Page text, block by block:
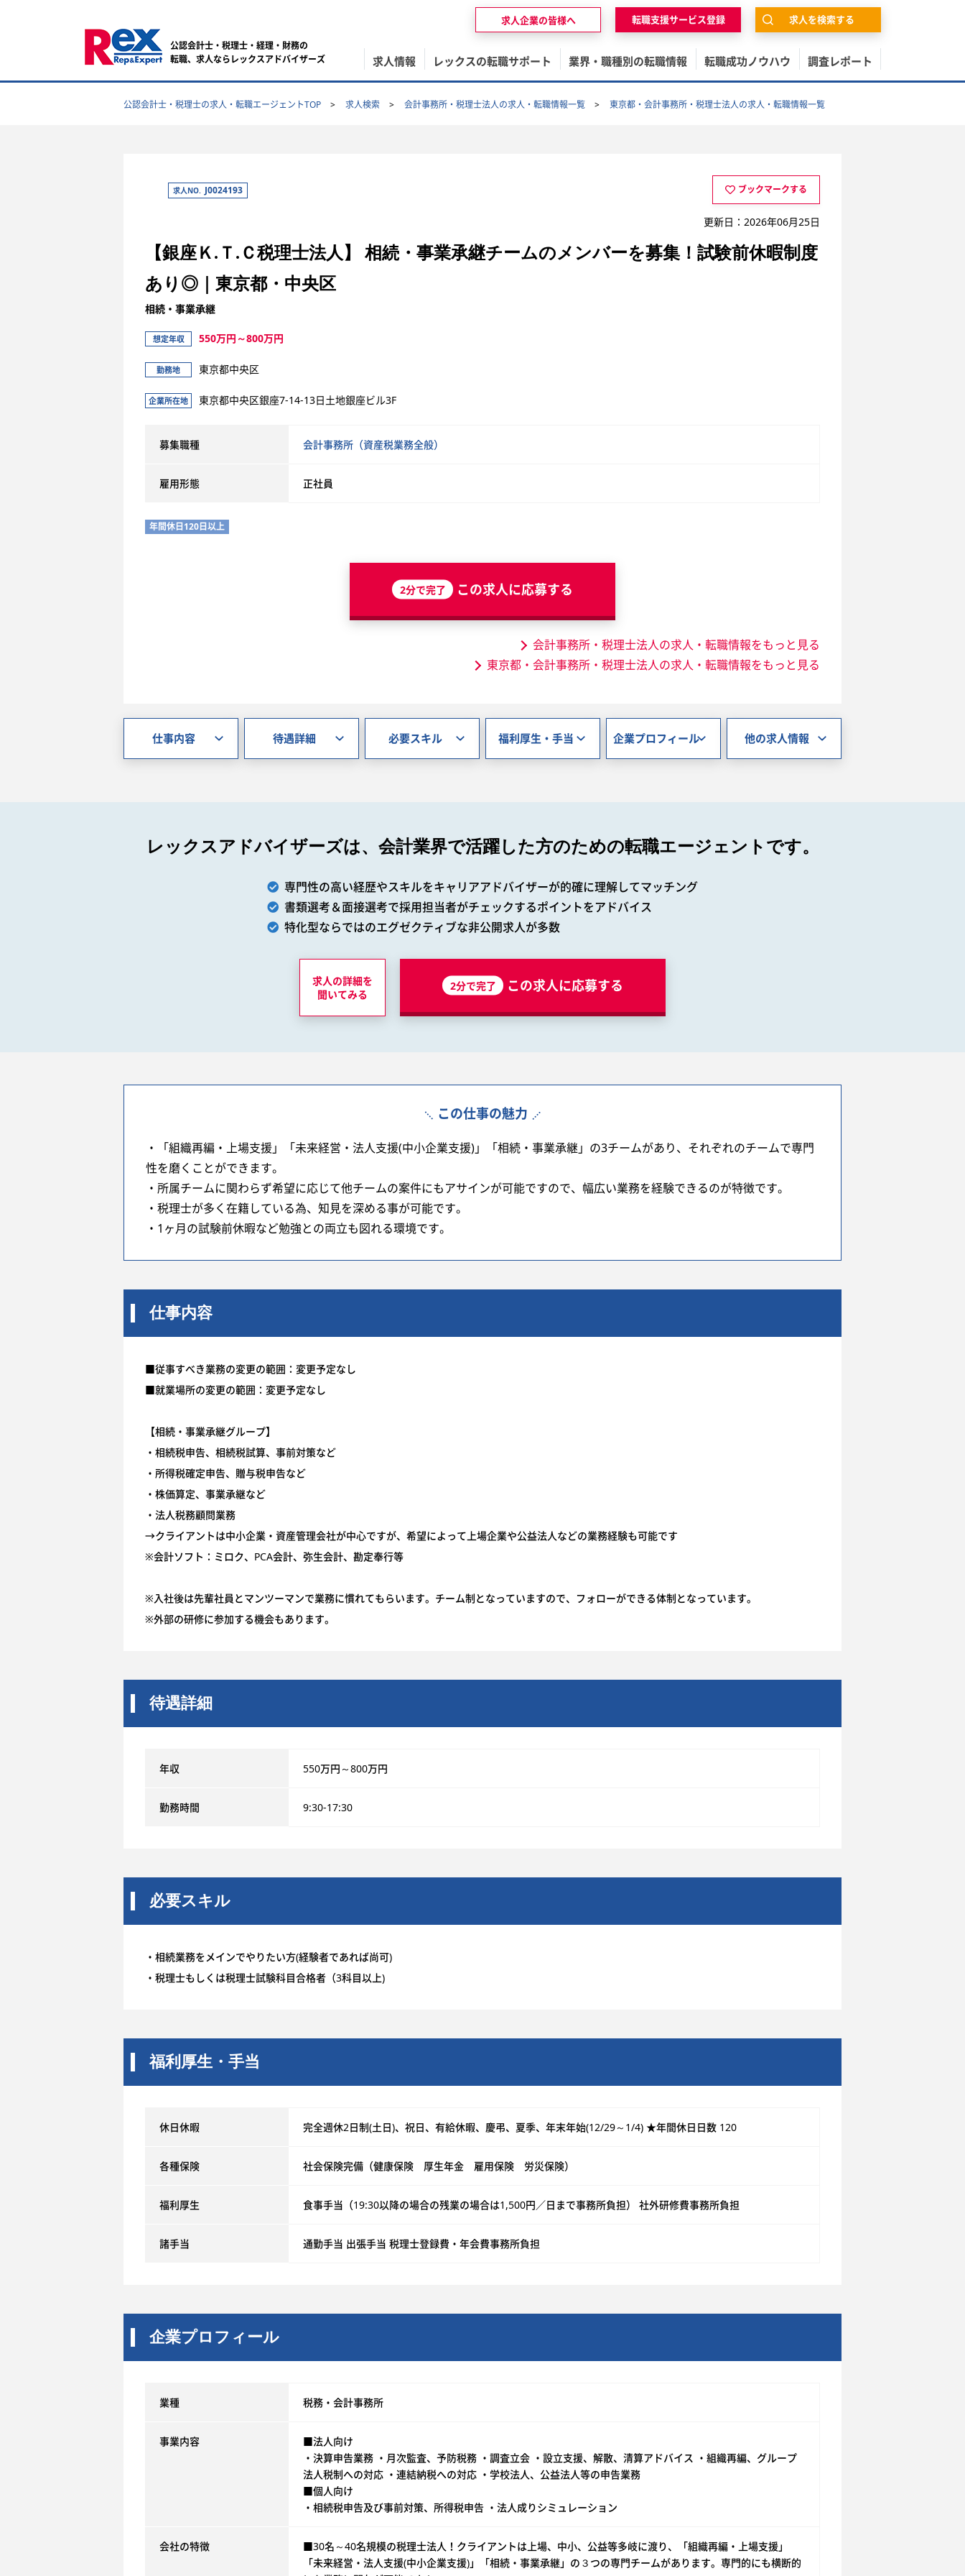
公認会計士・税理士・経理・財務の
転職、求人ならレックスアドバイザーズ
求人情報 レックスの転職サポート 業界・職種別の転職情報 転職成功ノウハウ 調査レポート
求人企業の皆様へ 転職支援サービス登録 求人を検索する
公認会計士・税理士の求人・転職エージェントTOP 求人検索 会計事務所・税理士法人の求人・転職情報一覧 東京都・会計事務所・税理士法人の求人・転職情報一覧
求人NO. J0024193 ブックマークする
更新日：2026年06月25日
【銀座Ｋ.Ｔ.Ｃ税理士法人】 相続・事業承継チームのメンバーを募集！試験前休暇制度
あり◎｜東京都・中央区
相続・事業承継
想定年収 550万円～800万円
勤務地 東京都中央区
企業所在地 東京都中央区銀座7-14-13日土地銀座ビル3F
募集職種 会計事務所（資産税業務全般）
雇用形態 正社員
年間休日120日以上
2分で完了 この求人に応募する
会計事務所・税理士法人の求人・転職情報をもっと見る
東京都・会計事務所・税理士法人の求人・転職情報をもっと見る
仕事内容 待遇詳細 必要スキル 福利厚生・手当 企業プロフィール 他の求人情報
レックスアドバイザーズは、会計業界で活躍した方のための転職エージェントです。
専門性の高い経歴やスキルをキャリアアドバイザーが的確に理解してマッチング
書類選考＆面接選考で採用担当者がチェックするポイントをアドバイス
特化型ならではのエグゼクティブな非公開求人が多数
求人の詳細を
聞いてみる
2分で完了 この求人に応募する
この仕事の魅力
・「組織再編・上場支援」「未来経営・法人支援(中小企業支援)」「相続・事業承継」の3チームがあり、それぞれのチームで専門
性を磨くことができます。
・所属チームに関わらず希望に応じて他チームの案件にもアサインが可能ですので、幅広い業務を経験できるのが特徴です。
・税理士が多く在籍している為、知見を深める事が可能です。
・1ヶ月の試験前休暇など勉強との両立も図れる環境です。
仕事内容
■従事すべき業務の変更の範囲：変更予定なし
■就業場所の変更の範囲：変更予定なし
【相続・事業承継グループ】
・相続税申告、相続税試算、事前対策など
・所得税確定申告、贈与税申告など
・株価算定、事業承継など
・法人税務顧問業務
→クライアントは中小企業・資産管理会社が中心ですが、希望によって上場企業や公益法人などの業務経験も可能です
※会計ソフト：ミロク、PCA会計、弥生会計、勘定奉行等
※入社後は先輩社員とマンツーマンで業務に慣れてもらいます。チーム制となっていますので、フォローができる体制となっています。
※外部の研修に参加する機会もあります。
待遇詳細
年収 550万円～800万円
勤務時間 9:30-17:30
必要スキル
・相続業務をメインでやりたい方(経験者であれば尚可)
・税理士もしくは税理士試験科目合格者（3科目以上)
福利厚生・手当
休日休暇 完全週休2日制(土日)、祝日、有給休暇、慶弔、夏季、年末年始(12/29～1/4) ★年間休日日数 120
各種保険 社会保険完備（健康保険 厚生年金 雇用保険 労災保険）
福利厚生 食事手当（19:30以降の場合の残業の場合は1,500円／日まで事務所負担） 社外研修費事務所負担
諸手当 通勤手当 出張手当 税理士登録費・年会費事務所負担
企業プロフィール
業種 税務・会計事務所
事業内容
■法人向け
・決算申告業務 ・月次監査、予防税務 ・調査立会 ・設立支援、解散、清算アドバイス ・組織再編、グループ
法人税制への対応 ・連結納税への対応 ・学校法人、公益法人等の申告業務
■個人向け
・相続税申告及び事前対策、所得税申告 ・法人成りシミュレーション
会社の特徴
■30名～40名規模の税理士法人！クライアントは上場、中小、公益等多岐に渡り、「組織再編・上場支援」
「未来経営・法人支援(中小企業支援)」「相続・事業承継」の３つの専門チームがあります。専門的にも横断的